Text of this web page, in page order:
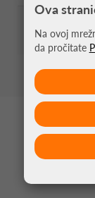
26g
Ova
Na ovoj
da pročitate